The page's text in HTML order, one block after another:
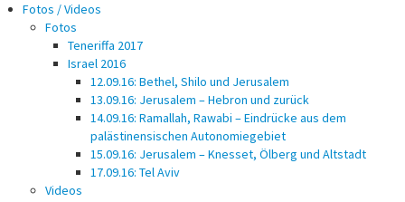
Fotos / Videos
Fotos
Teneriffa 2017
Israel 2016
12.09.16: Bethel, Shilo und Jerusalem
13.09.16: Jerusalem – Hebron und zurück
14.09.16: Ramallah, Rawabi – Eindrücke aus dem
palästinensischen Autonomiegebiet
15.09.16: Jerusalem – Knesset, Ölberg und Altstadt
17.09.16: Tel Aviv
Videos